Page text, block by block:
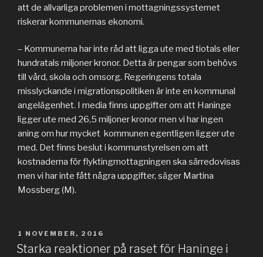
att de allvarliga problemen i mottagningssystemet
riskerar kommunernas ekonomi.
– Kommunerna har inte råd att ligga ute med tiotals eller
hundratals miljoner kronor. Detta är pengar som behövs
till vård, skola och omsorg. Regeringens totala
misslyckande i migrationspolitiken är inte en kommunal
angelägenhet. I media finns uppgifter om att Haninge
ligger ute med 26,5 miljoner kronor men vi har ingen
aning om hur mycket kommunen egentligen ligger ute
med. Det finns beslut i kommunstyrelsen om att
kostnaderna för flyktingmottagningen ska särredovisas
men vi har inte fått några uppgifter, säger Martina
Mossberg (M).
PUBLICERAT
1 NOVEMBER, 2016
Starka reaktioner på raset för Haninge i